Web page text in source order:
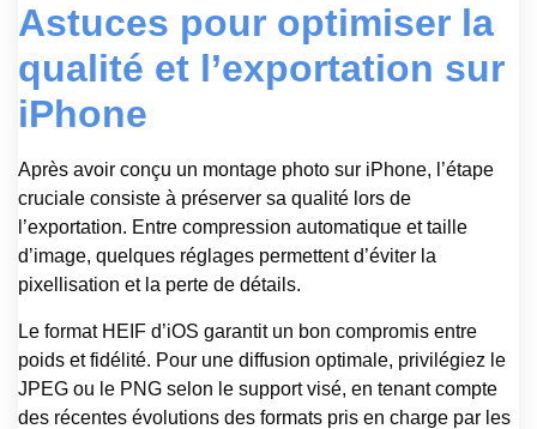
Astuces pour optimiser la
qualité et l’exportation sur
iPhone
Après avoir conçu un montage photo sur iPhone, l’étape
cruciale consiste à préserver sa qualité lors de
l’exportation. Entre compression automatique et taille
d’image, quelques réglages permettent d’éviter la
pixellisation et la perte de détails.
Le format HEIF d’iOS garantit un bon compromis entre
poids et fidélité. Pour une diffusion optimale, privilégiez le
JPEG ou le PNG selon le support visé, en tenant compte
des récentes évolutions des formats pris en charge par les